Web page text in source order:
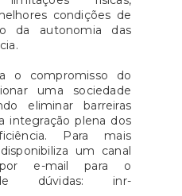
condições de
da autonomia das
o compromisso do
uma sociedade
eliminar barreiras
integração plena dos
Para mais
um canal
e-mail para o
de dúvidas: inr-